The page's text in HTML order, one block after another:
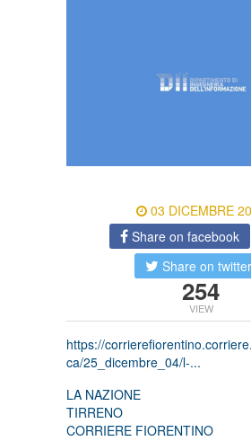
03 DICEMBRE
Share on facebook
Share on twitter
254
VIEW
https://
ca/25_dicembre_04/l-...
LA NAZIONE
TIRRENO
CORRIERE FIORENTINO